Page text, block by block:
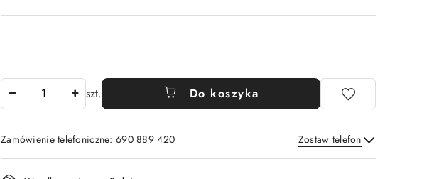
szt. Do koszyka
Zamówienie telefoniczne: 690 889 420 Zostaw telefon
Wyślij
Dostępność